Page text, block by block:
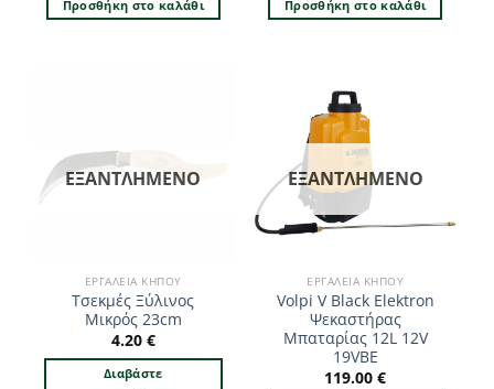
Προσθήκη στο καλάθι Προσθήκη στο καλάθι
ΕΞΑΝΤΛΗΜΈΝΟ
ΕΡΓΑΛΕΊΑ ΚΉΠΟΥ
Τσεκμές Ξύλινος
Μικρός 23cm
4.20 €
Διαβάστε
ΕΞΑΝΤΛΗΜΈΝΟ
ΕΡΓΑΛΕΊΑ ΚΉΠΟΥ
Volpi V Black Elektron
Ψεκαστήρας
Μπαταρίας 12L 12V
19VBE
119.00€